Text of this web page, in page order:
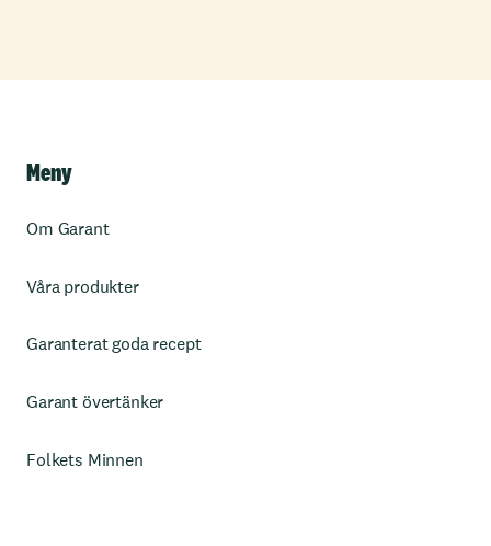
Meny
Om Garant
Våra produkter
Garanterat goda recept
Garant övertänker
Folkets Minnen